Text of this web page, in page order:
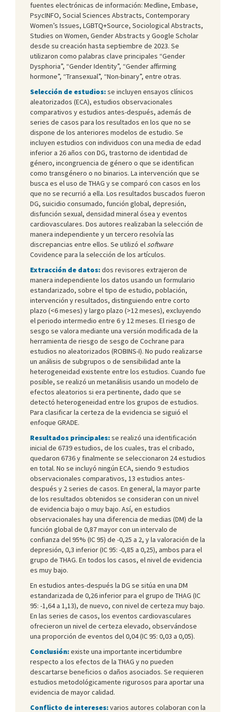
fuentes electrónicas de información: Medline, Embase,
PsycINFO, Social Sciences Abstracts, Contemporary
Women’s Issues, LGBTQ+Source, Sociological Abstracts,
Studies on Women, Gender Abstracts y Google Scholar
desde su creación hasta septiembre de 2023. Se
utilizaron como palabras clave principales “Gender
Dysphoria”, “Gender Identity”, “Gender affirming
hormone”, “Transexual”, “Non-binary”, entre otras.
Selección de estudios:se incluyen ensayos clínicos
aleatorizados (ECA), estudios observacionales
comparativos y estudios antes-después, además de
series de casos para los resultados en los que no se
dispone de los anteriores modelos de estudio. Se
incluyen estudios con individuos con una media de edad
inferior a 26 años con DG, trastorno de identidad de
género, incongruencia de género o que se identifican
como transgénero o no binarios. La intervención que se
busca es el uso de THAG y se comparó con casos en los
que no se recurrió a ella. Los resultados buscados fueron
DG, suicidio consumado, función global, depresión,
disfunción sexual, densidad mineral ósea y eventos
cardiovasculares. Dos autores realizaban la selección de
manera independiente y un tercero resolvía las
discrepancias entre ellos. Se utilizó el software
Covidence para la selección de los artículos.
Extracción de datos:dos revisores extrajeron de
manera independiente los datos usando un formulario
estandarizado, sobre el tipo de estudio, población,
intervención y resultados, distinguiendo entre corto
plazo (<6 meses) y largo plazo (>12 meses), excluyendo
el periodo intermedio entre 6 y 12 meses. El riesgo de
sesgo se valora mediante una versión modificada de la
herramienta de riesgo de sesgo de Cochrane para
estudios no aleatorizados (ROBINS-I). No pudo realizarse
un análisis de subgrupos o de sensibilidad ante la
heterogeneidad existente entre los estudios. Cuando fue
posible, se realizó un metanálisis usando un modelo de
efectos aleatorios si era pertinente, dado que se
detectó heterogeneidad entre los grupos de estudios.
Para clasificar la certeza de la evidencia se siguió el
enfoque GRADE.
Resultados principales:se realizó una identificación
inicial de 6739 estudios, de los cuales, tras el cribado,
quedaron 6736 y finalmente se seleccionaron 24 estudios
en total. No se incluyó ningún ECA, siendo 9 estudios
observacionales comparativos, 13 estudios antes-
después y 2 series de casos. En general, la mayor parte
de los resultados obtenidos se consideran con un nivel
de evidencia bajo o muy bajo. Así, en estudios
observacionales hay una diferencia de medias (DM) de la
función global de 0,87 mayor con un intervalo de
confianza del 95% (IC 95) de -0,25 a 2, y la valoración de la
depresión, 0,3 inferior (IC 95: -0,85 a 0,25), ambos para el
grupo de THAG. En todos los casos, el nivel de evidencia
es muy bajo.
En estudios antes-después la DG se sitúa en una DM
estandarizada de 0,26 inferior para el grupo de THAG (IC
95: -1,64 a 1,13), de nuevo, con nivel de certeza muy bajo.
En las series de casos, los eventos cardiovasculares
ofrecieron un nivel de certeza elevado, observándose
una proporción de eventos del 0,04 (IC 95: 0,03 a 0,05).
Conclusión:existe una importante incertidumbre
respecto a los efectos de la THAG y no pueden
descartarse beneficios o daños asociados. Se requieren
estudios metodológicamente rigurosos para aportar una
evidencia de mayor calidad.
Conflicto de intereses:varios autores colaboran con la